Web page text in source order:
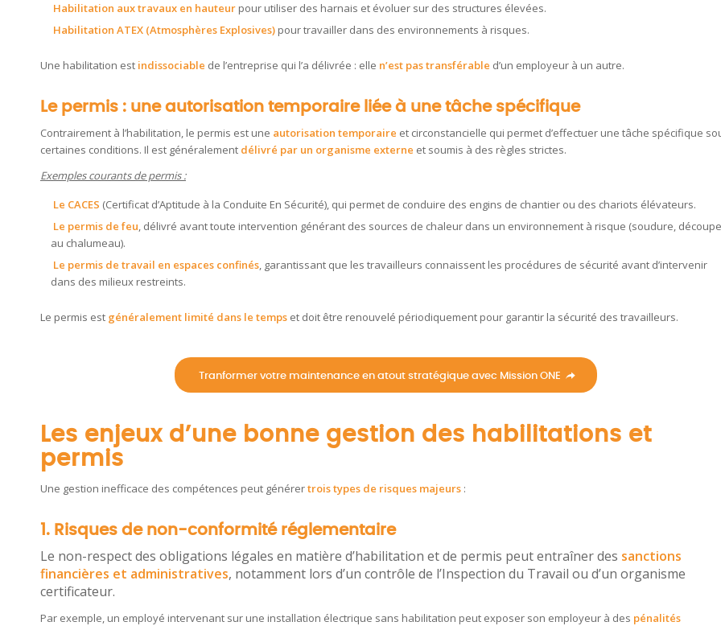
Habilitation aux travaux en hauteur pour utiliser des harnais et évoluer sur des structures élevées.
Habilitation ATEX (Atmosphères Explosives) pour travailler dans des environnements à risques.
Une habilitation est indissociable de l’entreprise qui l’a délivrée : elle n’est pas transférable d’un employeur à un autre.
Le permis : une autorisation temporaire liée à une tâche spécifique
Contrairement à l’habilitation, le permis est une autorisation temporaire et circonstancielle qui permet d’effectuer une tâche spécifique
certaines conditions. Il est généralement délivré par un organisme externe et soumis à des règles strictes.
Exemples courants de permis :
Le CACES (Certificat d’Aptitude à la Conduite En Sécurité), qui permet de conduire des engins de chantier ou des chariots élévateurs.
Le permis de feu , délivré avant toute intervention générant des sources de chaleur dans un environnement à risque (soudure, découpe
au chalumeau).
Le permis de travail en espaces confinés , garantissant que les travailleurs connaissent les procédures de sécurité avant d’intervenir
dans des milieux restreints.
Le permis est généralement limité dans le temps et doit être renouvelé périodiquement pour garantir la sécurité des travailleurs.
Tranformer votre maintenance en atout stratégique avec Mission ONE
Les enjeux d’une bonne gestion des habilitations et
permis
Une gestion inefficace des compétences peut générertrois types de risques majeurs :
1. Risques de non-conformité réglementaire
Le non-respect des obligations légales en matière d’habilitation et de permis peut entraîner des sanctions
financières et administratives, notamment lors d’un contrôle de l’Inspection du Travail ou d’un organisme
certificateur.
Par exemple, un employé intervenant sur une installation électrique sans habilitation peut exposer son employeur à des pénalités